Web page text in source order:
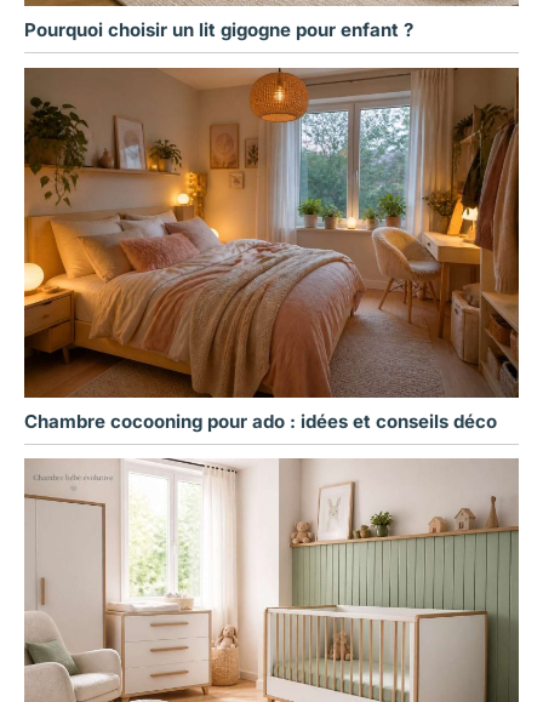
Pourquoi choisir un lit gigogne pour enfant ?
Chambre cocooning pour ado : idées et conseils déco